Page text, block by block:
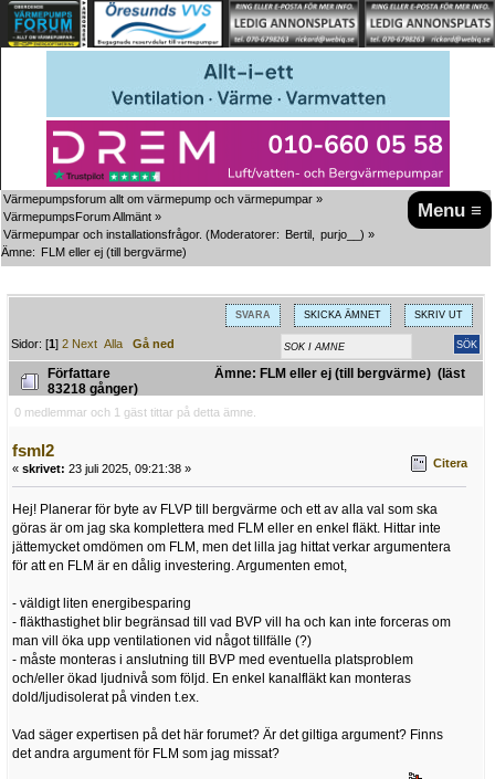
Menu ≡
Värmepumpsforum allt om värmepump och värmepumpar »
VärmepumpsForum Allmänt »
Värmepumpar och installationsfrågor. (Moderatorer: Bertil purjo__ ) »
Ämne: FLM eller ej (till bergvärme)
SVARA SKICKA ÄMNET SKRIV UT
Sidor: [1]2 Next Alla Gå ned
Författare
Ämne: FLM eller ej (till bergvärme) (läst
83218 gånger)
0 medlemmar och 1 gäst tittar på detta ämne.
fsml2
« skrivet: 23 juli 2025, 09:21:38 » Citera
Hej! Planerar för byte av FLVP till bergvärme och ett av alla val som ska
göras är om jag ska komplettera med FLM eller en enkel fläkt. Hittar inte
jättemycket omdömen om FLM, men det lilla jag hittat verkar argumentera
för att en FLM är en dålig investering. Argumenten emot,
- väldigt liten energibesparing
- fläkthastighet blir begränsad till vad BVP vill ha och kan inte forceras om
man vill öka upp ventilationen vid något tillfälle (?)
- måste monteras i anslutning till BVP med eventuella platsproblem
och/eller ökad ljudnivå som följd. En enkel kanalfläkt kan monteras
dold/ljudisolerat på vinden t.ex.
Vad säger expertisen på det här forumet? Är det giltiga argument? Finns
det andra argument för FLM som jag missat?